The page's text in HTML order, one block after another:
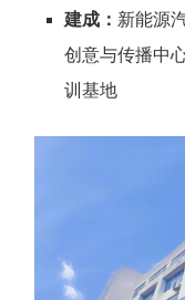
建成： 新能源
创意与传播中
训基地